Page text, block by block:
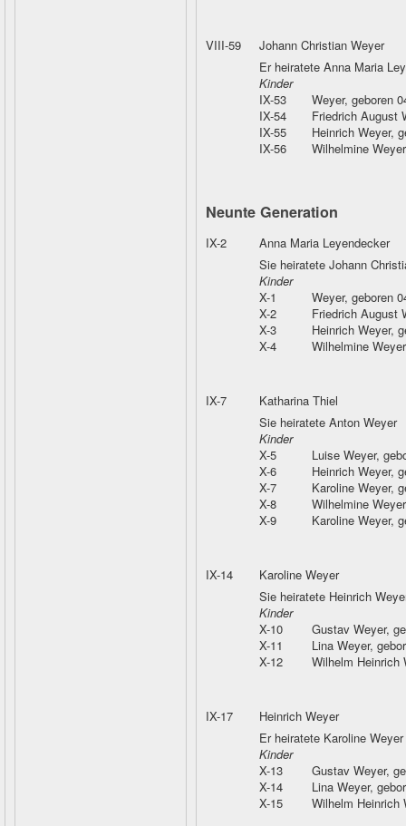
VIII-59
Johann Christian Weyer
Er heiratete Anna Maria
Kinder
IX-53
Weyer, geboren
IX-54
Friedrich August
IX-55
Heinrich Weyer,
IX-56
Wilhelmine Weyer
Neunte Generation
IX-2
Anna Maria Leyendecker
Sie heiratete Johann
Kinder
X-1
Weyer, geboren
X-2
Friedrich August
X-3
Heinrich Weyer,
X-4
Wilhelmine Weyer
IX-7
Katharina Thiel
Sie heiratete Anton Weyer
Kinder
X-5
Luise Weyer,
X-6
Heinrich Weyer,
X-7
Karoline Weyer,
X-8
Wilhelmine Weyer
X-9
Karoline Weyer,
IX-14
Karoline Weyer
Sie heiratete Heinrich
Kinder
X-10
Gustav Weyer,
X-11
Lina Weyer,
X-12
Wilhelm Heinrich
IX-17
Heinrich Weyer
Er heiratete Karoline Weyer
Kinder
X-13
Gustav Weyer,
X-14
Lina Weyer,
X-15
Wilhelm Heinrich